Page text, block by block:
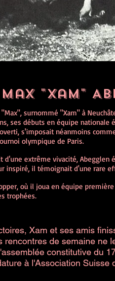
Max "Xam"
surnommé "Xam" à
ses débuts en équipe nationale
s'imposait néanmoins
olympique de Paris.
d'une extrême vivacité, Abegglen
inspiré, il témoignait d'une rare
où il joua en équipe
trophées.
Xam et ses amis
rencontres de semaine ne
constitutive du
à l'Association